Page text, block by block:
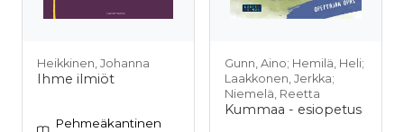
Heikkinen, Johanna
Ihme ilmiöt
Pehmeäkantinen
Gunn, Aino; Hemilä, Heli;
Laakkonen, Jerkka;
Niemelä, Reetta
Kummaa - esiopetus